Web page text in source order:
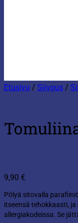
Etusivu / Siivous /
9,90 €
Pölyä sitovalla
itseensä tehokkaasti,
allergiakodeissa. Se